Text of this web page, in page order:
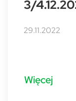
3/
29.11.2022
Więcej